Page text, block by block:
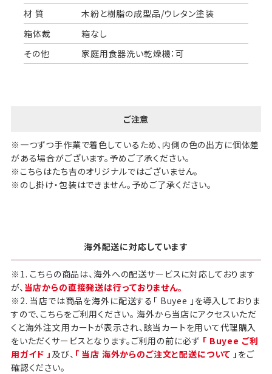
材 質
木紛と樹脂の成型品/ウレタン塗装
箱体裁
箱なし
その他
家庭用食器洗い乾燥機：可
ご注意
※一つずつ手作業で着色しているため、内側の色の出方に個体差
がある場合がございます。予めご了承ください。
※こちらはたち吉のオリジナルではございません。
※のし掛け・包装はできません。予めご了承ください。
海外配送に対応しています
※1. こちらの商品は、海外への配送サービスに対応しております
が、 当店からの直接発送は行っておりません。
※2. 当店では商品を海外に配送する「 Buyee 」を導入しておりま
すので、こちらをご利用ください。 海外から当店にアクセスいただ
くと海外注文用カートが表示され、該当カートを用いて代理購入
をいただくサービスとなります。ご利用の前に必ず 「 Buyee ご利
用ガイド 」 及び、 「 当店 海外からのご注文と配送について 」 をご
確認ください。